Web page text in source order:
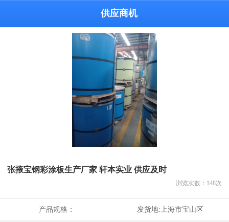
供应商机
张掖宝钢彩涂板生产厂家 轩本实业 供应及时
浏览次数： 148次
产品规格： 发货地:上海市宝山区